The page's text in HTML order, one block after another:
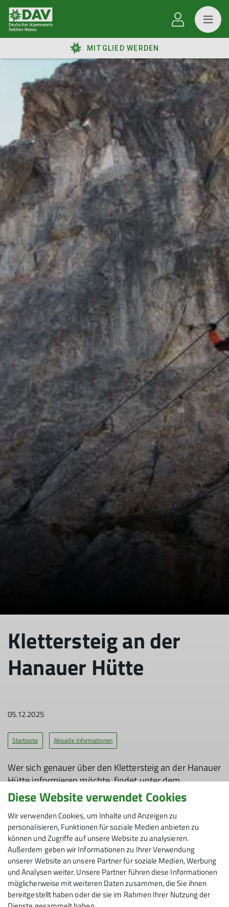
MITGLIED WERDEN
Klettersteig an der
Hanauer Hütte
05.12.2025
Startseite Aktuelle Informationen
Wer sich genauer über den Klettersteig an der Hanauer
Hütte informieren möchte, findet unter dem
folgenden Link eine ausführliche Beschreibung.
https://www.dav-hanau.de/klettern/klettersteig
Dort teilen wir alle wichtigen Details zum Zustieg, zum
Verlauf der beiden Steige, zu möglichen
Schlüsselstellen und Sicherheitsaspekten.
Schaut gern vorbei, wenn ihr eure Tour plant oder
einfach neugierig seid – die zusammengestellten
Diese Website verwendet Cookies
Wir verwenden Cookies, um Inhalte und Anzeigen zu
personalisieren, Funktionen für soziale Medien anbieten zu
können und Zugriffe auf unsere Website zu analysieren.
Außerdem geben wir Informationen zu Ihrer Verwendung
unserer Website an unsere Partner für soziale Medien, Werbung
und Analysen weiter. Unsere Partner führen diese Informationen
möglicherweise mit weiteren Daten zusammen, die Sie ihnen
bereitgestellt haben oder die sie im Rahmen Ihrer Nutzung der